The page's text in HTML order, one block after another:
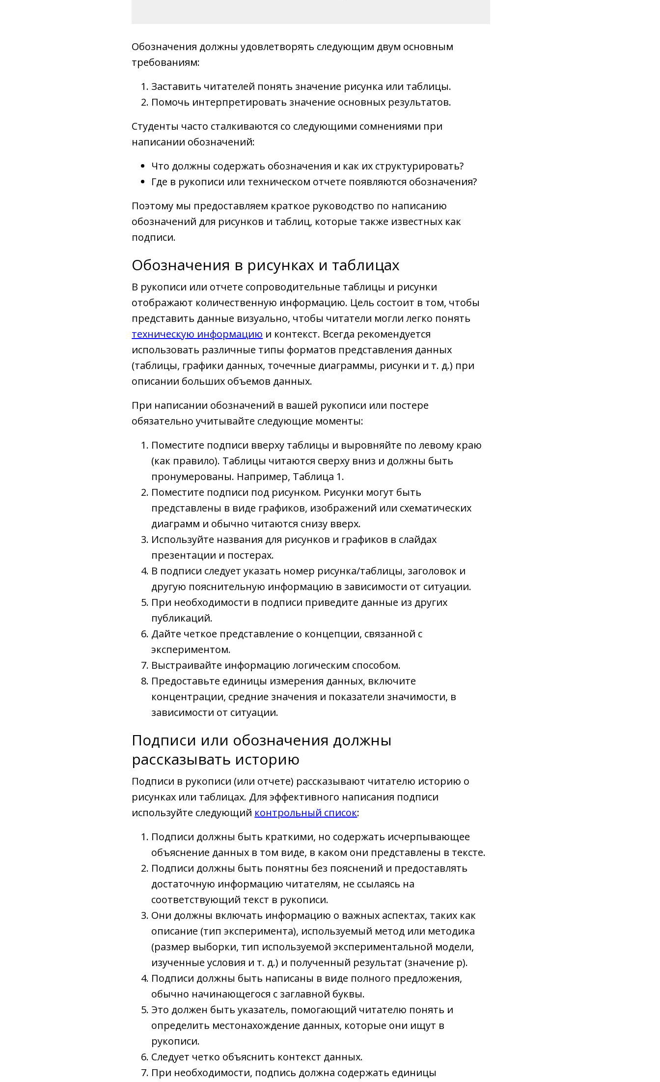
Обозначения должны удовлетворять следующим двум основным
требованиям:
Заставить читателей понять значение рисунка или таблицы.
Помочь интерпретировать значение основных результатов.
Студенты часто сталкиваются со следующими сомнениями при
написании обозначений:
Что должны содержать обозначения и как их структурировать?
Где в рукописи или техническом отчете появляются обозначения?
Поэтому мы предоставляем краткое руководство по написанию
обозначений для рисунков и таблиц, которые также известных как
подписи.
Обозначения в рисунках и таблицах
В рукописи или отчете сопроводительные таблицы и рисунки
отображают количественную информацию. Цель состоит в том, чтобы
представить данные визуально, чтобы читатели могли легко понять
техническую информацию и контекст. Всегда рекомендуется
использовать различные типы форматов представления данных
(таблицы, графики данных, точечные диаграммы, рисунки и т. д.) при
описании больших объемов данных.
При написании обозначений в вашей рукописи или постере
обязательно учитывайте следующие моменты:
Поместите подписи вверху таблицы и выровняйте по левому краю
(как правило). Таблицы читаются сверху вниз и должны быть
пронумерованы. Например, Таблица 1.
Поместите подписи под рисунком. Рисунки могут быть
представлены в виде графиков, изображений или схематических
диаграмм и обычно читаются снизу вверх.
Используйте названия для рисунков и графиков в слайдах
презентации и постерах.
В подписи следует указать номер рисунка/таблицы, заголовок и
другую пояснительную информацию в зависимости от ситуации.
При необходимости в подписи приведите данные из других
публикаций.
Дайте четкое представление о концепции, связанной с
экспериментом.
Выстраивайте информацию логическим способом.
Предоставьте единицы измерения данных, включите
концентрации, средние значения и показатели значимости, в
зависимости от ситуации.
Подписи или обозначения должны
рассказывать историю
Подписи в рукописи (или отчете) рассказывают читателю историю о
рисунках или таблицах. Для эффективного написания подписи
используйте следующий контрольный список:
Подписи должны быть краткими, но содержать исчерпывающее
объяснение данных в том виде, в каком они представлены в тексте.
Подписи должны быть понятны без пояснений и предоставлять
достаточную информацию читателям, не ссылаясь на
соответствующий текст в рукописи.
Они должны включать информацию о важных аспектах, таких как
описание (тип эксперимента), используемый метод или методика
(размер выборки, тип используемой экспериментальной модели,
изученные условия и т. д.) и полученный результат (значение p).
Подписи должны быть написаны в виде полного предложения,
обычно начинающегося с заглавной буквы.
Это должен быть указатель, помогающий читателю понять и
определить местонахождение данных, которые они ищут в
рукописи.
Следует четко объяснить контекст данных.
При необходимости, подпись должна содержать единицы